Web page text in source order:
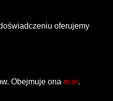
oferujemy
Obejmuje ona m.in.